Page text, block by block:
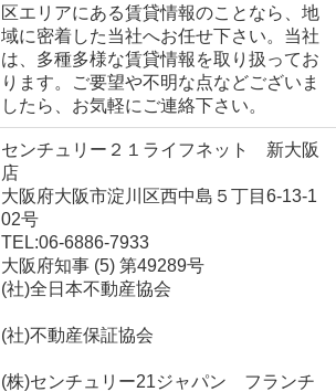
区エリアにある賃貸情報のことなら、地
域に密着した当社へお任せ下さい。当社
は、多種多様な賃貸情報を取り扱ってお
ります。ご要望や不明な点などございま
したら、お気軽にご連絡下さい。
センチュリー２１ライフネット 新大阪
店
大阪府大阪市淀川区西中島５丁目6-13-1
02号
TEL:06-6886-7933
大阪府知事 (5) 第49289号
(社)全日本不動産協会
(社)不動産保証協会
(株)センチュリー21ジャパン フランチ